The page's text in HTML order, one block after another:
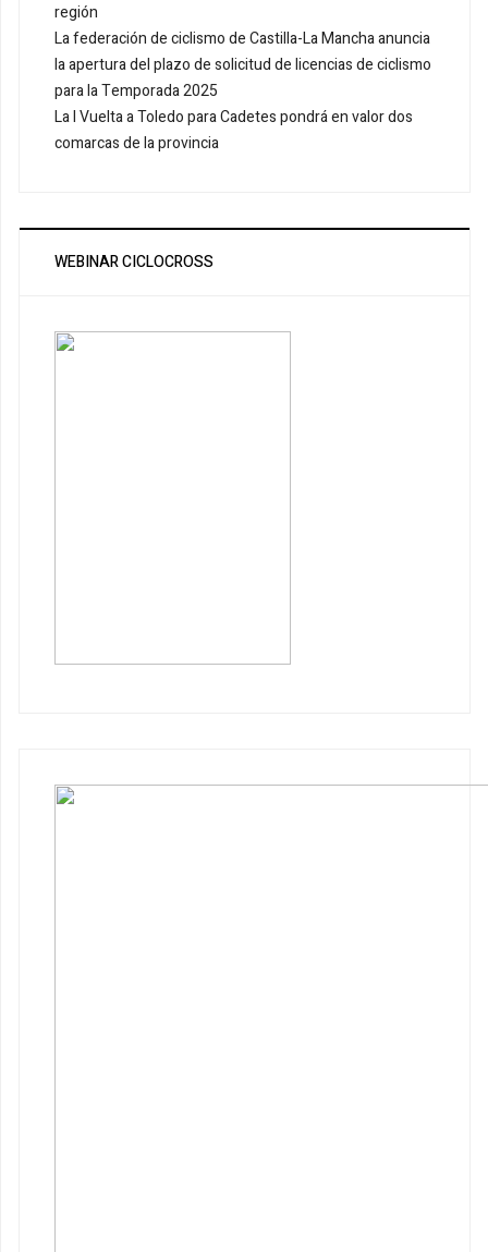
región
La federación de ciclismo de Castilla-La Mancha anuncia
la apertura del plazo de solicitud de licencias de ciclismo
para la Temporada 2025
La I Vuelta a Toledo para Cadetes pondrá en valor dos
comarcas de la provincia
WEBINAR CICLOCROSS